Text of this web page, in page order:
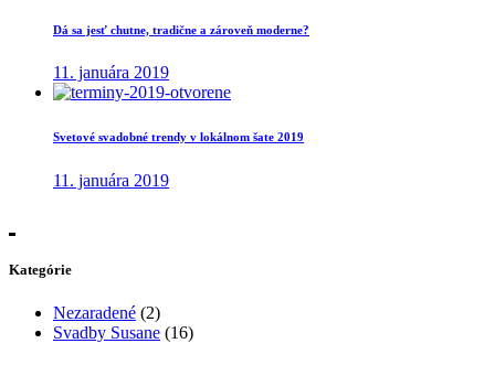
Dá sa jesť chutne, tradične a zároveň moderne?
11. januára 2019
Svetové svadobné trendy v lokálnom šate 2019
11. januára 2019
Kategórie
Nezaradené (2)
Svadby Susane (16)